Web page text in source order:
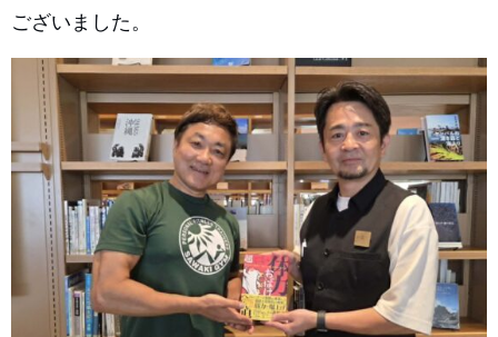
ございました。